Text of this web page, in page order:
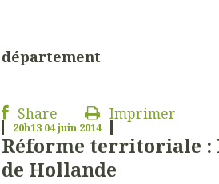
département
Share Imprimer
20h13 04juin 2014
Réforme territoriale :
de Hollande